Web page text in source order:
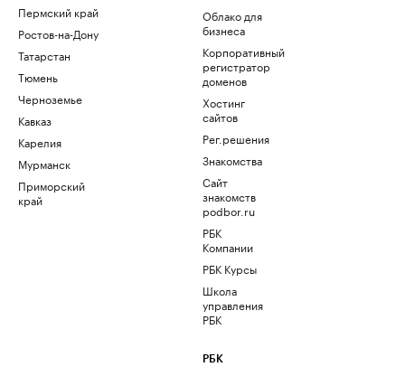
Пермский край
Ростов-на-Дону
Татарстан
Тюмень
Черноземье
Кавказ
Карелия
Мурманск
Приморский
край
Облако для
бизнеса
Корпоративный
регистратор
доменов
Хостинг
сайтов
Рег.решения
Знакомства
Сайт
знакомств
podbor.ru
РБК
Компании
РБК Курсы
Школа
управления
РБК
РБК